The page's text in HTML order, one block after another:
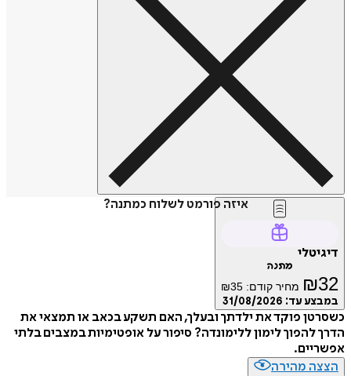
איזה פורמט לשלוח כמתנה?
דיגיטלי
מתנה
₪32 מחיר קודם: ₪35
במבצע עד: 31/08/2026
כשסרטן פוקד את ילדתך ובעלך, האם תשקע בכאב או תמצאי את
הדרך להפוך לימון ללימונדה? סיפור על אופטימיות במצבים בלתי
אפשריים.
הצצה מהירה